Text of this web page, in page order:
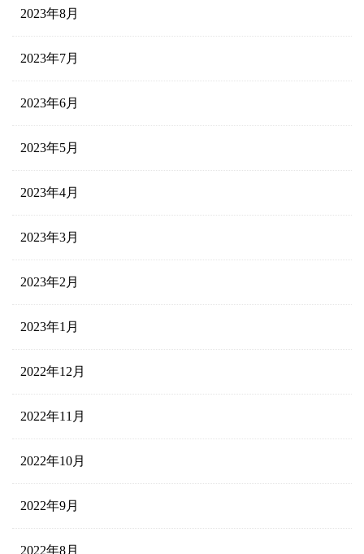
2023年8月
2023年7月
2023年6月
2023年5月
2023年4月
2023年3月
2023年2月
2023年1月
2022年12月
2022年11月
2022年10月
2022年9月
2022年8月